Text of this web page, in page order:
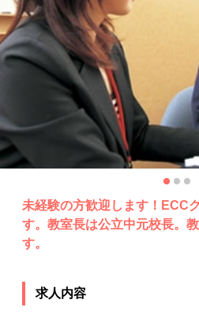
未経験の方歓迎します！ECC
す。教室長は公立中元校長。
す。
求人内容